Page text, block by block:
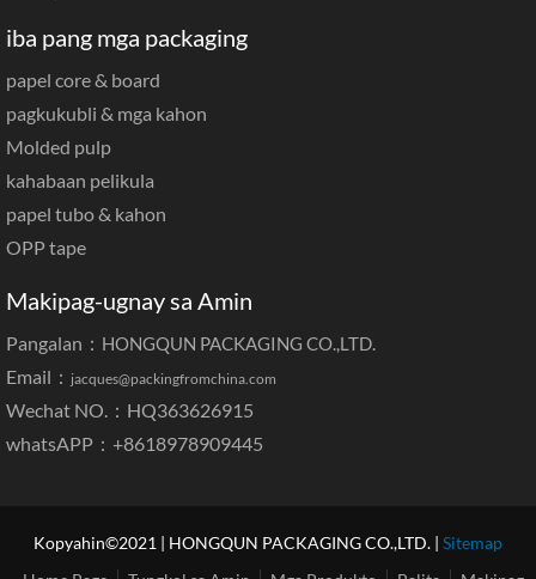
iba pang mga packaging
papel core & board
pagkukubli & mga kahon
Molded pulp
kahabaan pelikula
papel tubo & kahon
OPP tape
Makipag-ugnay sa Amin
Pangalan： HONGQUN PACKAGING CO.,LTD.
Email： jacques@packingfromchina.com
Wechat NO.：HQ363626915
whatsAPP： +8618978909445
Kopyahin©2021 | HONGQUN PACKAGING CO.,LTD. | Sitemap